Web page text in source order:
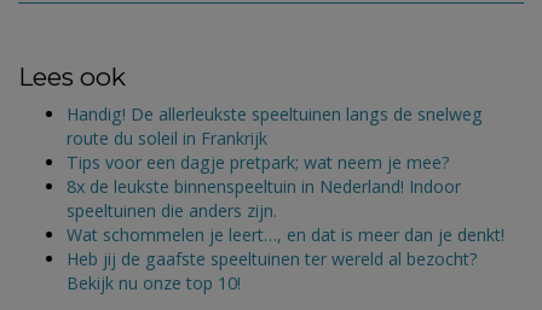
Lees ook
Handig! De allerleukste speeltuinen langs de snelweg
route du soleil in Frankrijk
Tips voor een dagje pretpark; wat neem je mee?
8x de leukste binnenspeeltuin in Nederland! Indoor
speeltuinen die anders zijn.
Wat schommelen je leert…, en dat is meer dan je denkt!
Heb jij de gaafste speeltuinen ter wereld al bezocht?
Bekijk nu onze top 10!